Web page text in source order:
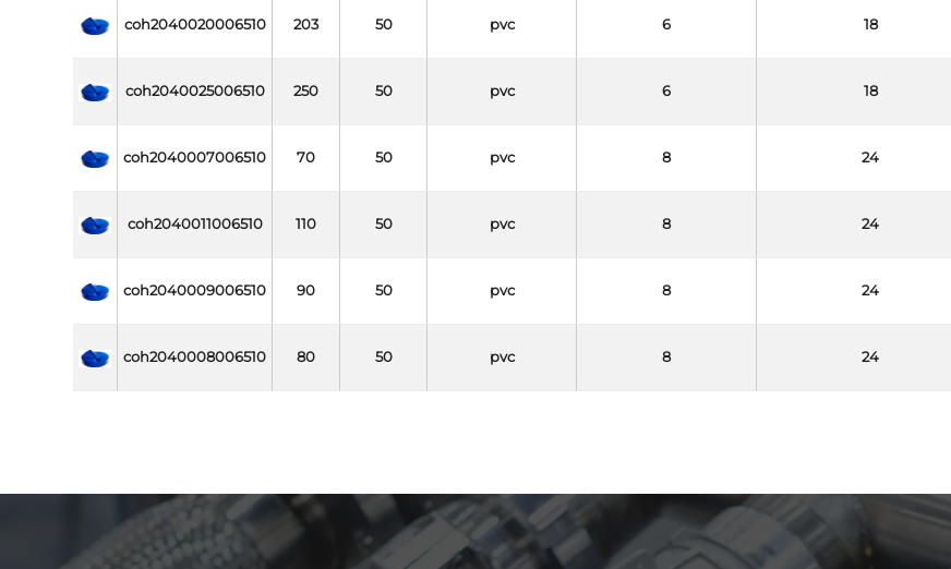
coh2040020006510 203 50 pvc 6 18
coh2040025006510 250 50 pvc 6 18
coh2040007006510 70 50 pvc 8 24
coh2040011006510 110 50 pvc 8 24
coh2040009006510 90 50 pvc 8 24
coh2040008006510 80 50 pvc 8 24